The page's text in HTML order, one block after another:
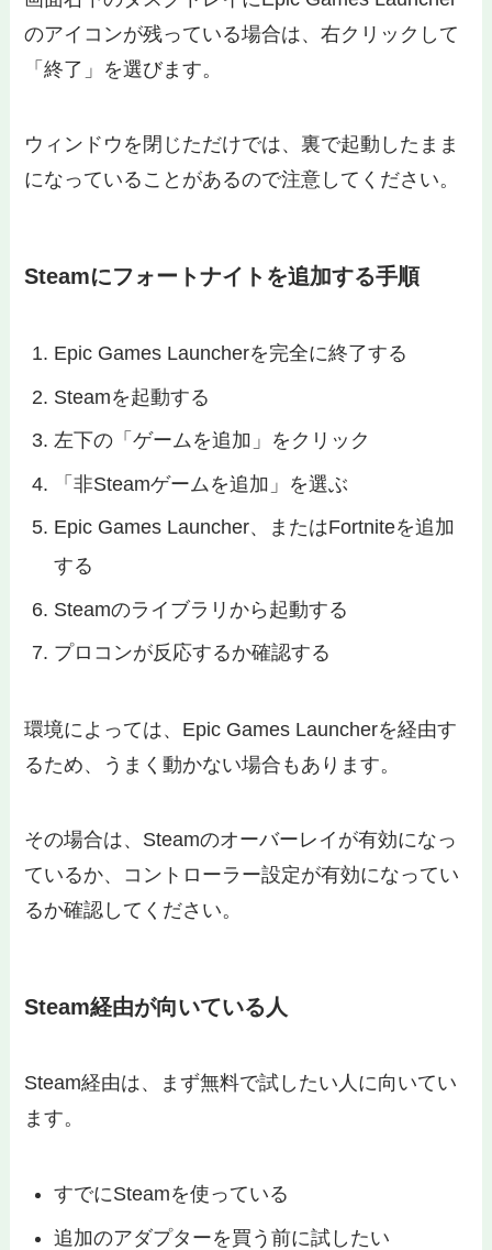
のアイコンが残っている場合は、右クリックして
「終了」を選びます。
ウィンドウを閉じただけでは、裏で起動したまま
になっていることがあるので注意してください。
Steamにフォートナイトを追加する手順
Epic Games Launcherを完全に終了する
Steamを起動する
左下の「ゲームを追加」をクリック
「非Steamゲームを追加」を選ぶ
Epic Games Launcher、またはFortniteを追加
する
Steamのライブラリから起動する
プロコンが反応するか確認する
環境によっては、Epic Games Launcherを経由す
るため、うまく動かない場合もあります。
その場合は、Steamのオーバーレイが有効になっ
ているか、コントローラー設定が有効になってい
るか確認してください。
Steam経由が向いている人
Steam経由は、まず無料で試したい人に向いてい
ます。
すでにSteamを使っている
追加のアダプターを買う前に試したい